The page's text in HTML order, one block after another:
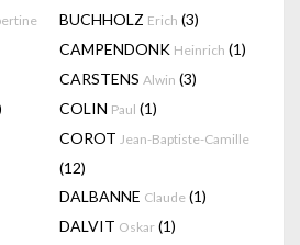
BUCHHOLZ Erich (3)
CAMPENDONK Heinrich (1)
CARSTENS Alwin (3)
COLIN Paul (1)
COROT Jean-Baptiste-Camille
(12)
DALBANNE Claude (1)
DALVIT Oskar (1)